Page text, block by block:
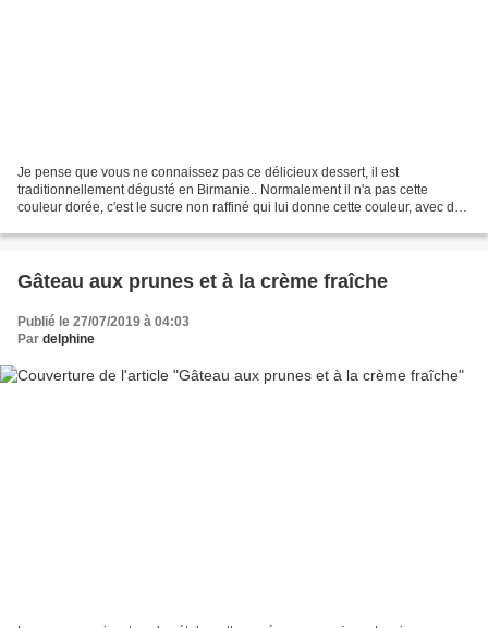
Je pense que vous ne connaissez pas ce délicieux dessert, il est
traditionnellement dégusté en Birmanie.. Normalement il n'a pas cette
couleur dorée, c'est le sucre non raffiné qui lui donne cette couleur, avec du
Gâteau aux prunes et à la crème fraîche
Publié le 27/07/2019 à 04:03
Par delphine